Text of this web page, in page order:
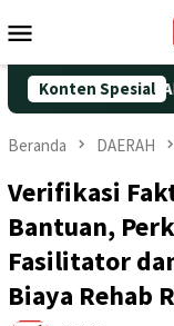
ke
Mobile
Konten Spesial
25 dengan Aksi
Beranda DAERAH
Verifikasi
Bantuan,
Fasilitator
Biaya Rehab